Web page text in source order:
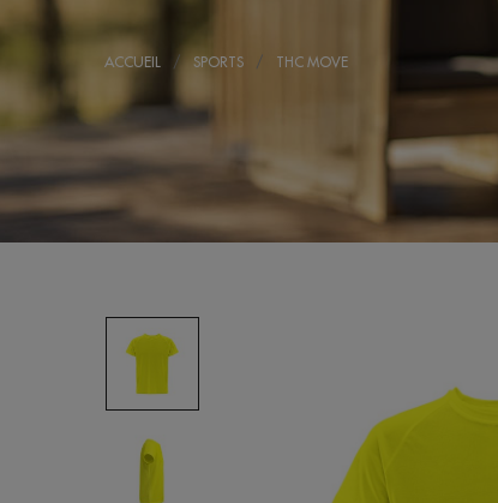
ACCUEIL SPORTS THC MOVE